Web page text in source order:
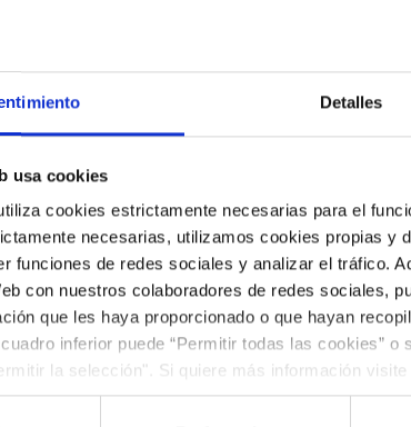
Detalles
usa cookies
cookies estrictamente necesarias para el
necesarias, utilizamos cookies propias y
funciones de redes sociales y analizar el tráfico.
con nuestros colaboradores de redes sociales,
que les haya proporcionado o que hayan
inferior puede “Permitir todas las cookies”
la selección". Si quiere más información
o configurar las cookies en cualquier momento.”.
Beethoven i els
música
—Cors de Palau Vincles &
Català
La Casa dels Cants